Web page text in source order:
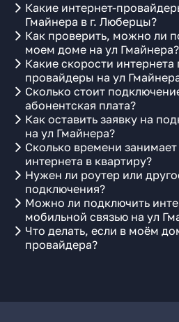
Какие интернет-
Гмайнера в г. Люберцы?
Как проверить, можно ли
моем доме на ул Гмайнера?
Какие скорости интернета
провайдеры на ул
Сколько стоит
абонентская плата?
Как оставить заявку на
на ул Гмайнера?
Сколько времени
интернета в квартиру?
Нужен ли роутер или
подключения?
Можно ли подключить
мобильной связью на ул
Что делать, если в моём
провайдера?